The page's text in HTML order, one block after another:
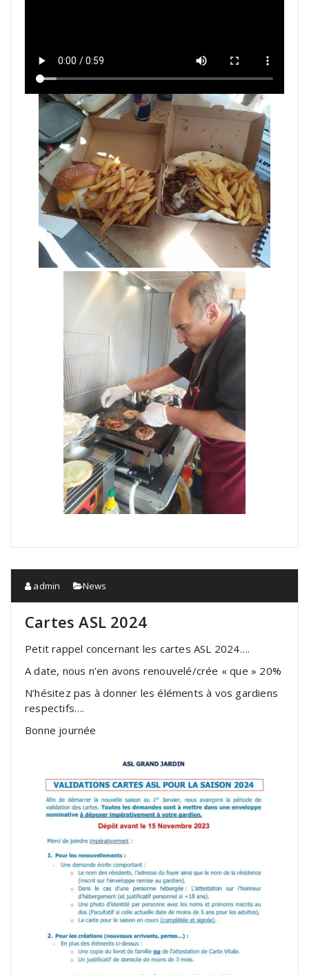
admin News
Cartes ASL 2024
Petit rappel concernant les cartes ASL 2024….
A date, nous n’en avons renouvelé/crée « que » 20%
N’hésitez pas à donner les éléments à vos gardiens
respectifs….
Bonne journée